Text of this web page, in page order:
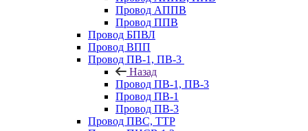
Провод АППВ
Провод ППВ
Провод БПВЛ
Провод ВПП
Провод ПВ-1, ПВ-3
Назад
Провод ПВ-1, ПВ-3
Провод ПВ-1
Провод ПВ-3
Провод ПВС, ТТР